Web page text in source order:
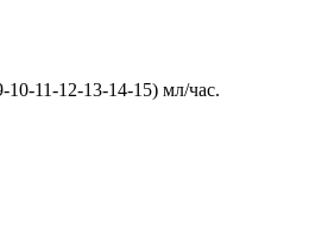
11-12-13-14-15) мл/час.